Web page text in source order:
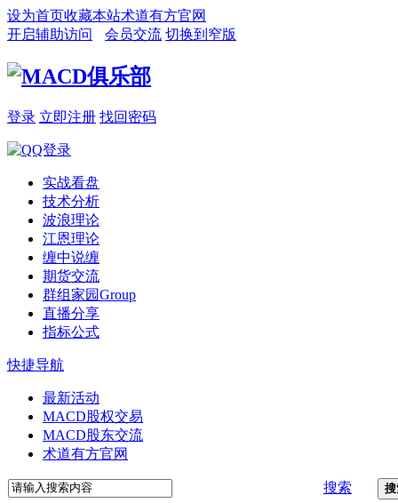
设为首页收藏本站术道有方官网
开启辅助访问
会员交流 切换到窄版
登录 立即注册 找回密码
实战看盘
技术分析
波浪理论
江恩理论
缠中说缠
期货交流
群组家园Group
直播分享
指标公式
快捷导航
最新活动
MACD股权交易
MACD股东交流
术道有方官网
搜索